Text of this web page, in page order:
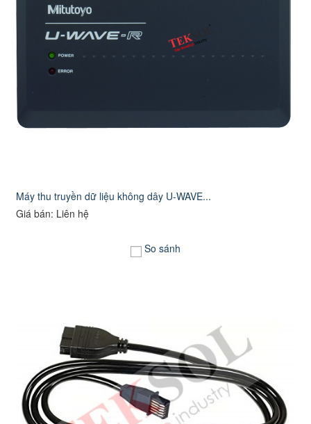
Máy thu truyền dữ liệu không dây U-WAVE...
Giá bán: Liên hệ
So sánh